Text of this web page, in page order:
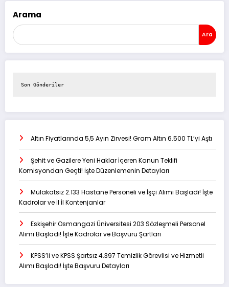
Arama
Ara
Son Gönderiler
Altın Fiyatlarında 5,5 Ayın Zirvesi! Gram Altın 6.500 TL’yi Aştı
Şehit ve Gazilere Yeni Haklar İçeren Kanun Teklifi
Komisyondan Geçti! İşte Düzenlemenin Detayları
Mülakatsız 2.133 Hastane Personeli ve İşçi Alımı Başladı! İşte
Kadrolar ve İl İl Kontenjanlar
Eskişehir Osmangazi Üniversitesi 203 Sözleşmeli Personel
Alımı Başladı! İşte Kadrolar ve Başvuru Şartları
KPSS’li ve KPSS Şartsız 4.397 Temizlik Görevlisi ve Hizmetli
Alımı Başladı! İşte Başvuru Detayları